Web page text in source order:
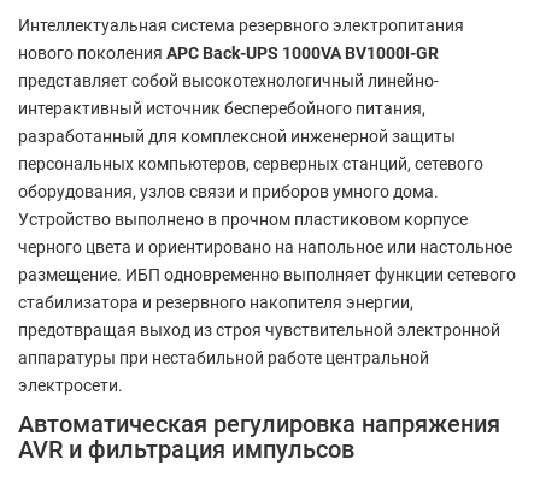
Интеллектуальная система резервного электропитания
нового поколения APC Back-UPS 1000VA BV1000I-GR
представляет собой высокотехнологичный линейно-
интерактивный источник бесперебойного питания,
разработанный для комплексной инженерной защиты
персональных компьютеров, серверных станций, сетевого
оборудования, узлов связи и приборов умного дома.
Устройство выполнено в прочном пластиковом корпусе
черного цвета и ориентировано на напольное или настольное
размещение. ИБП одновременно выполняет функции сетевого
стабилизатора и резервного накопителя энергии,
предотвращая выход из строя чувствительной электронной
аппаратуры при нестабильной работе центральной
электросети.
Автоматическая регулировка напряжения
AVR и фильтрация импульсов